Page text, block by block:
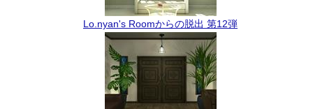
Lo.nyan's Roomからの脱出 第12弾